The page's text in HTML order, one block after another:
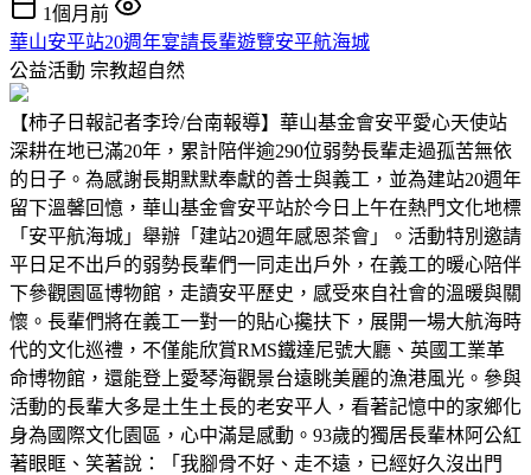
1個月前
華山安平站20週年宴請長輩遊覽安平航海城
公益活動 宗教超自然
【柿子日報記者李玲/台南報導】華山基金會安平愛心天使站
深耕在地已滿20年，累計陪伴逾290位弱勢長輩走過孤苦無依
的日子。為感謝長期默默奉獻的善士與義工，並為建站20週年
留下溫馨回憶，華山基金會安平站於今日上午在熱門文化地標
「安平航海城」舉辦「建站20週年感恩茶會」。活動特別邀請
平日足不出戶的弱勢長輩們一同走出戶外，在義工的暖心陪伴
下參觀園區博物館，走讀安平歷史，感受來自社會的溫暖與關
懷。長輩們將在義工一對一的貼心攙扶下，展開一場大航海時
代的文化巡禮，不僅能欣賞RMS鐵達尼號大廳、英國工業革
命博物館，還能登上愛琴海觀景台遠眺美麗的漁港風光。參與
活動的長輩大多是土生土長的老安平人，看著記憶中的家鄉化
身為國際文化園區，心中滿是感動。93歲的獨居長輩林阿公紅
著眼眶、笑著說：「我腳骨不好、走不遠，已經好久沒出門